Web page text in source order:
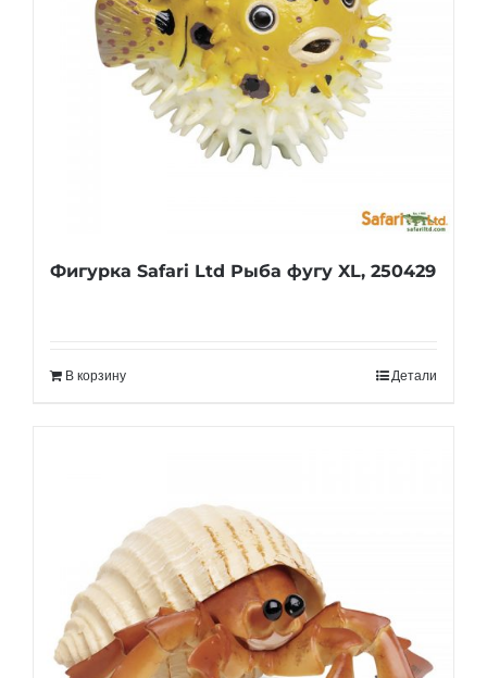
Фигурка Safari Ltd Рыба фугу XL, 250429
В корзину Детали